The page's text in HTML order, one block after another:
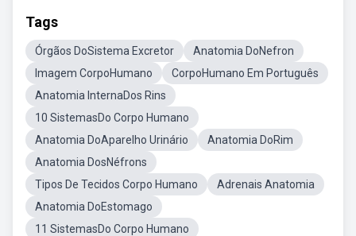
Tags
Órgãos DoSistema Excretor
Anatomia DoNefron
Imagem CorpoHumano
CorpoHumano Em Português
Anatomia InternaDos Rins
10 SistemasDo Corpo Humano
Anatomia DoAparelho Urinário
Anatomia DoRim
Anatomia DosNéfrons
Tipos De Tecidos Corpo Humano
Adrenais Anatomia
Anatomia DoEstomago
11 SistemasDo Corpo Humano